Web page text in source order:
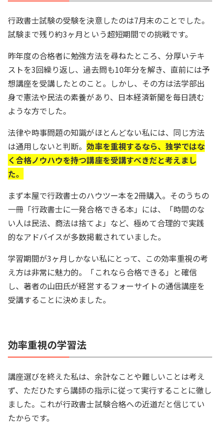
行政書士試験の受験を決意したのは7月末のことでした。
試験まで残り約3ヶ月という超短期間での挑戦です。
昨年度の合格者に勉強方法を尋ねたところ、分厚いテキ
ストを3回繰り返し、過去問も10年分を解き、直前には予
想講座を受講したとのこと。しかし、その方は法学部出
身で憲法や民法の素養があり、日本経済新聞を毎日読む
ような方でした。
法律や時事問題の知識がほとんどない私には、同じ方法
は通用しないと判断。効率を重視するなら、独学ではな
く合格ノウハウを持つ講座を受講すべきだと考えまし
た。
まず本屋で行政書士のハウツー本を2冊購入。そのうちの
一冊「行政書士に一発合格できる本」には、「時間のな
い人は民法、商法は捨てよ」など、極めて合理的で実践
的なアドバイスが多数掲載されていました。
学習期間が3ヶ月しかない私にとって、この効率重視の考
え方は非常に魅力的。「これなら合格できる」と確信
し、著者の山田氏が経営するフォーサイトの通信講座を
受講することに決めました。
効率重視の学習法
講座選びを終えた私は、余計なことや難しいことは考え
ず、ただひたすら講師の指示に従って実行することに徹し
ました。これが行政書士試験合格への近道だと信じてい
たからです。